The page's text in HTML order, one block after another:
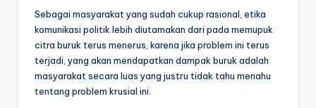
Sebagai masyarakat yang sudah cukup rasional, etika
komunikasi politik lebih diutamakan dari pada memupuk
citra buruk terus menerus, karena jika problem ini terus
terjadi, yang akan mendapatkan dampak buruk adalah
masyarakat secara luas yang justru tidak tahu menahu
tentang problem krusial ini.